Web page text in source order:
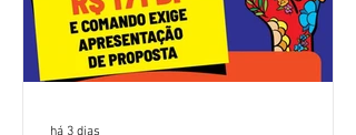
há 3 dias